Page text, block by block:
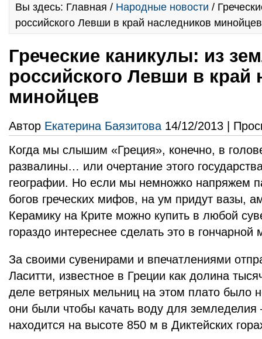
Вы здесь: Главная / Народные новости /
российского Левши в край наследников минойцев
Греческие каникулы: из
российского Левши в край
минойцев
Автор Екатерина Баязитова 14/12/2013 |
Когда мы слышим «Греция», конечно, в
развалины… или очертание этого
географии. Но если мы немножко напряжем
богов греческих мифов, на ум придут
Керамику на Крите можно купить в любой
гораздо интереснее сделать это в гончарной
За своими сувенирами и впечатлениями
Ласитти, известное в Греции как долина
деле ветряных мельниц на этом плато было
они были чтобы качать воду для земледелия
находится на высоте 850 м в Диктейских